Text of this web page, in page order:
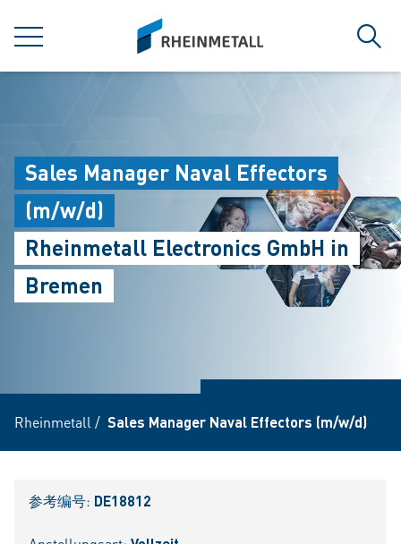
菜单
siteLogo
搜索
Sales Manager Naval Effectors
(m/w/d)
Rheinmetall Electronics GmbH in
Bremen
Rheinmetall / Sales Manager Naval Effectors (m/w/d)
参考编号: DE18812